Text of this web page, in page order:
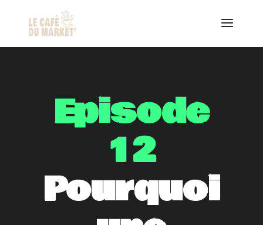
Episode
12
Pourquoi